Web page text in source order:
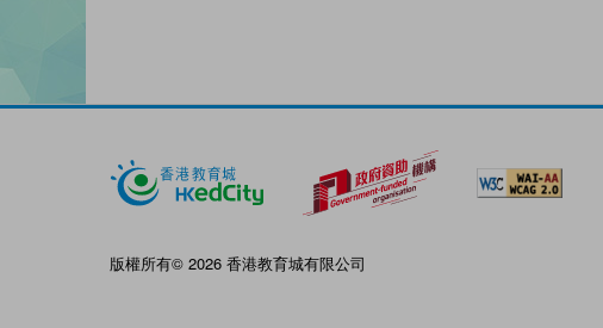
版權所有© 2026 香港教育城有限公司